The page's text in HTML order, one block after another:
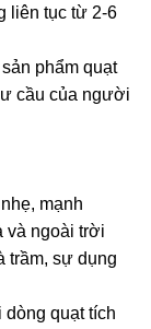
liên tục từ 2-6
phẩm quạt
cầu của người
mạnh
và ngoài trời
trầm, sự dụng
quạt tích